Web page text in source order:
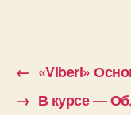
← «Viberi»
→ В курсе —